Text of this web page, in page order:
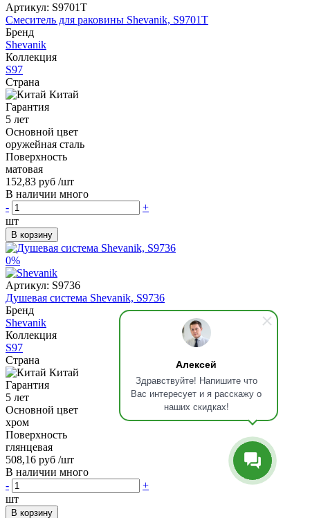
Алексей
Здравствуйте! Напишите что
Вас интересует и я расскажу о
наших скидках!
Артикул: S9701T
Смеситель для раковины Shevanik, S9701T
Бренд
Shevanik
Коллекция
S97
Страна
Китай
Гарантия
5 лет
Основной цвет
оружейная сталь
Поверхность
матовая
152,83 руб /шт
В наличии много
-
+
шт
В корзину
0%
Артикул: S9736
Душевая система Shevanik, S9736
Бренд
Shevanik
Коллекция
S97
Страна
Китай
Гарантия
5 лет
Основной цвет
хром
Поверхность
глянцевая
508,16 руб /шт
В наличии много
-
+
шт
В корзину